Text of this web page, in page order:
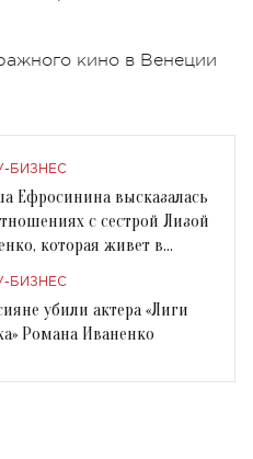
кино в Венеции
БИЗНЕС
Ефросинина высказалась
с сестрой Лизой
которая живет в
БИЗНЕС
убили актера «Лиги
Романа Иваненко